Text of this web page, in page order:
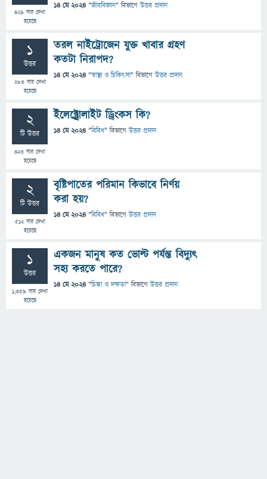
429 বার দেখা
হয়েছে
14 মে 2024 "জীববিজ্ঞান" বিভাগে উত্তর প্রদান
1
উত্তর
283বার দেখা
হয়েছে
তরল নাইট্রোজেন যুক্ত খাবার গ্রহণ
কতটা নিরাপদ?
14 মে 2024 "স্বাস্থ্য ও চিকিৎসা" বিভাগে উত্তর প্রদান
2
টি উত্তর
423 বার দেখা
হয়েছে
ইলেক্ট্রোলাইট ড্রিংকস কি?
14 মে 2024 "বিবিধ" বিভাগে উত্তর প্রদান
2
টি উত্তর
512বার দেখা
হয়েছে
বৃষ্টিপাতের পরিমান কিভাবে নির্ণয়
করা হয়?
14 মে 2024 "বিবিধ" বিভাগে উত্তর প্রদান
1
উত্তর
1,359 বার দেখা
হয়েছে
একজন মানুষ কত ভোল্ট পর্যন্ত বিদ্যুৎ
সহ্য করতে পারে?
14 মে 2024 "চিন্তা ও দক্ষতা" বিভাগে উত্তর প্রদান